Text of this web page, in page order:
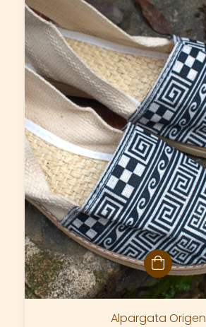
Alpargata Origen